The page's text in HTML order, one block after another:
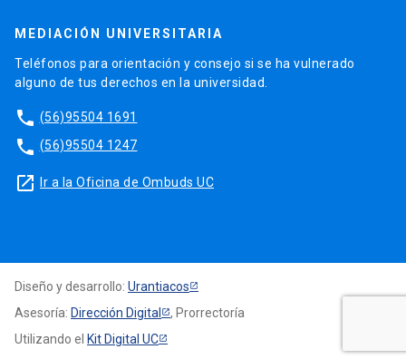
MEDIACIÓN UNIVERSITARIA
Teléfonos para orientación y consejo si se ha vulnerado
alguno de tus derechos en la universidad.
phone (56)95504 1691
phone (56)95504 1247
launch Ir a la Oficina de Ombuds UC
Diseño y desarrollo: Urantiacos
Asesoría: Dirección Digital
, Prorrectoría
Utilizando el Kit Digital UC